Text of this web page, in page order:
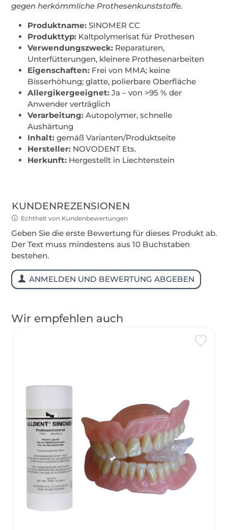
gegen herkömmliche Prothesenkunststoffe.
Produktname:SINOMER CC
Produkttyp:Kaltpolymerisat für Prothesen
Verwendungszweck:Reparaturen,
Unterfütterungen, kleinere Prothesenarbeiten
Eigenschaften:Frei von MMA; keine
Bisserhöhung; glatte, polierbare Oberfläche
Allergikergeeignet:Ja – von >95 % der
Anwender verträglich
Verarbeitung:Autopolymer, schnelle
Aushärtung
Inhalt:gemäß Varianten/Produktseite
Hersteller:NOVODENT Ets.
Herkunft:Hergestellt in Liechtenstein
KUNDENREZENSIONEN
Echtheit von Kundenbewertungen
Geben Sie die erste Bewertung für dieses Produkt ab.
Der Text muss mindestens aus 10 Buchstaben
bestehen.
ANMELDEN UND BEWERTUNG ABGEBEN
Wir empfehlen auch